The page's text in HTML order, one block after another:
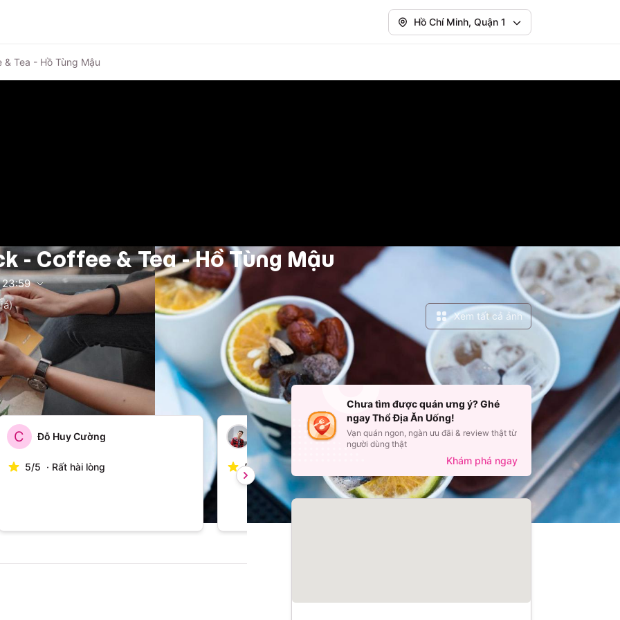
Hồ Chí Minh, Quận 1
Tea - Hồ Tùng Mậu
- Coffee & Tea - Hồ Tùng Mậu
23:59
Xem tất cả ảnh
Xem tất cả
C Đỗ Huy Cường
5/5 · Rất hài lòng
Cao Văn Thuận
5/ · Rất hài lòng
Chưa tìm được quán ưng ý? Ghé
ngay Thổ Địa Ăn Uống!
Vạn quán ngon, ngàn ưu đãi & review thật từ
người dùng thật
Khám phá ngay